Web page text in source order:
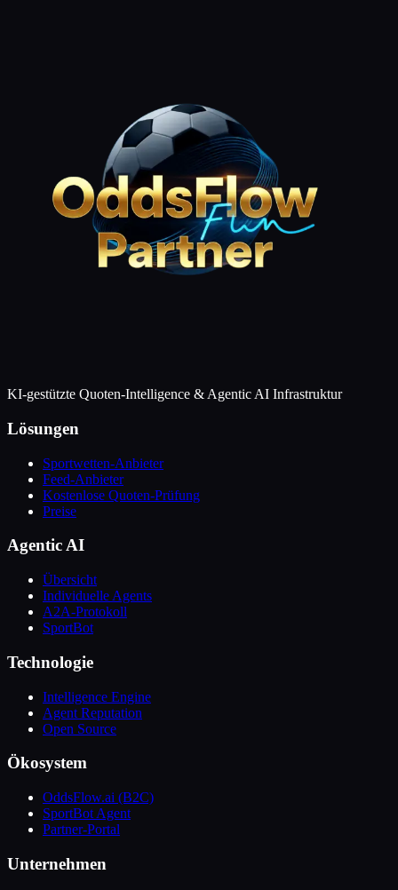
KI-gestützte Quoten-Intelligence & Agentic AI Infrastruktur
Lösungen
Sportwetten-Anbieter
Feed-Anbieter
Kostenlose Quoten-Prüfung
Preise
Agentic AI
Übersicht
Individuelle Agents
A2A-Protokoll
SportBot
Technologie
Intelligence Engine
Agent Reputation
Open Source
Ökosystem
OddsFlow.ai (B2C)
SportBot Agent
Partner-Portal
Unternehmen